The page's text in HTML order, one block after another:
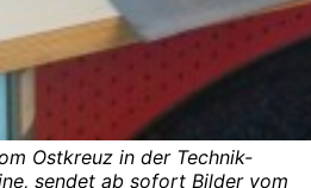
Ostkreuz in der Technik-
sendet ab sofort Bilder vom